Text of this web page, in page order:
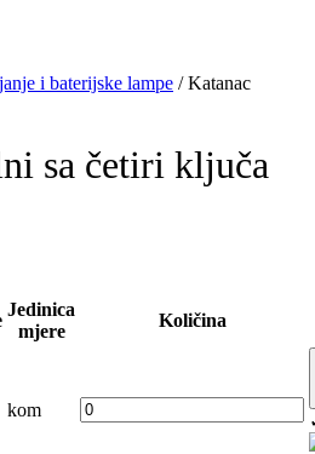
i baterijske lampe / Katanac
sa četiri ključa
Jedinica
mjere
Količina
kom